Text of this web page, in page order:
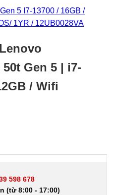
Gen 5 | i7-
/ Wifi
598 678
(từ 8:00 - 17:00)